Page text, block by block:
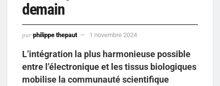
demain
par philippe thepaut 1 novembre 2024
L’intégration la plus harmonieuse possible
entre l’électronique et les tissus biologiques
mobilise la communauté scientifique